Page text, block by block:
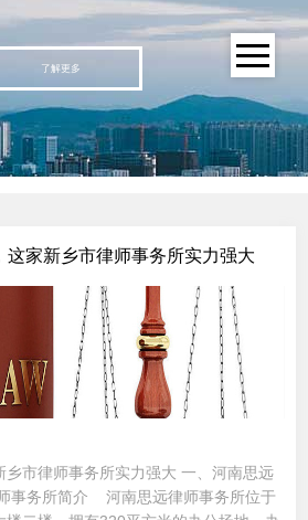
了解更多
这家新乡市律师事务所实力强大
乡市律师事务所实力强大 一、河南思远
事务所简介 河南思远律师事务所位于